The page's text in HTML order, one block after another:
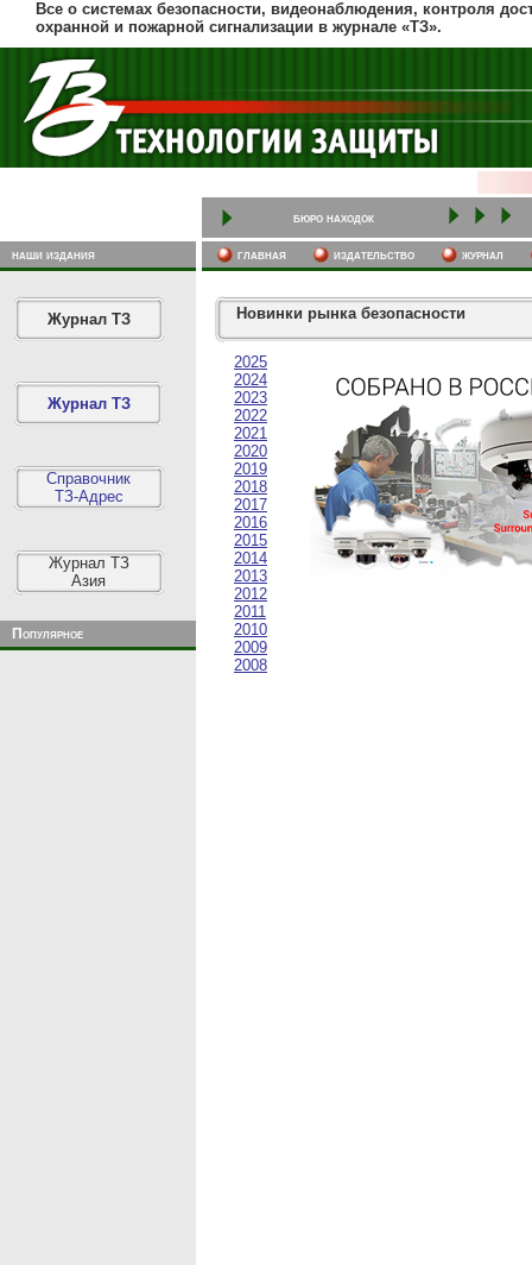
Все о системах безопасности, видеонаблюдения, контроля
охранной и пожарной сигнализации в журнале «ТЗ».
бюро находок
наши издания главная издательство журнал
Журнал ТЗ
Журнал ТЗ
Справочник
ТЗ-Адрес
Журнал ТЗ
Азия
Популярное
Новинки рынка безопасности
2025
2024
2023
2022
2021
2020
2019
2018
2017
2016
2015
2014
2013
2012
2011
2010
2009
2008